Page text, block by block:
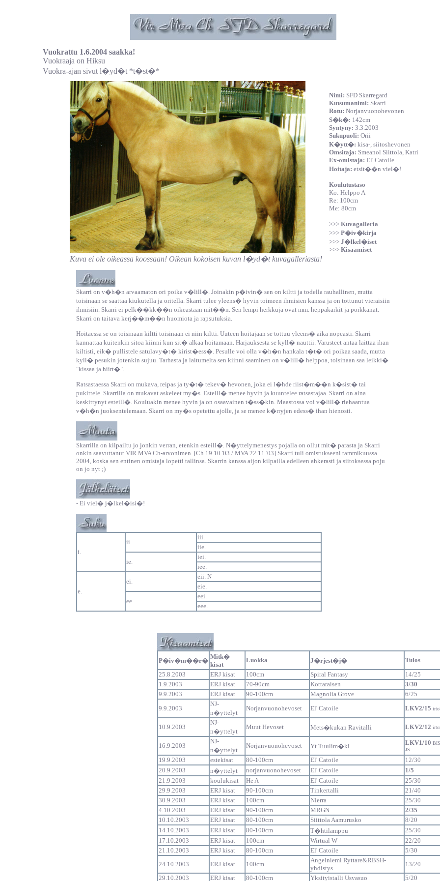
Vuokrattu 1.6.2004 saakka!
Vuokraaja on Hiksu
Vuokra-ajan sivut l�yd�t *t�st�*
Kuva ei ole oikeassa koossaan! Oikean kokoisen kuvan l�yd�t kuvagalleriasta!
Nimi: SFD Skarregard
Kutsumanimi: Skarri
Rotu: Norjanvuonohevonen
S�k�: 142cm
Syntyny: 3.3.2003
Sukupuoli: Orii
K�ytt�: kisa-, siitoshevonen
Omsitaja: Smeanol Siittola, Katri
Ex-omistaja: El' Catoile
Hoitaja: etsit��n viel�!
Koulutustaso
Ko: Helppo A
Re: 100cm
Me: 80cm
>>> Kuvagalleria
>>> P�iv�kirja
>>> J�lkel�iset
>>> Kisaamiset
Skarri on v�h�n arvaamaton ori poika v�lill�. Joinakin p�ivin� sen on kiltti ja todella rauhallinen, mutta
toisinaan se saattaa kiukutella ja oritella. Skarri tulee yleens� hyvin toimeen ihmisien kanssa ja on tottunut vieraisiin
ihmisiin. Skarri ei pelk��kk��n oikeastaan mit��n. Sen lempi herkkuja ovat mm. heppakarkit ja porkkanat.
Skarri on taitava kerj��m��n huomiota ja rapsutuksia.
Hoitaessa se on toisinaan kiltti toisinaan ei niin kiltti. Uuteen hoitajaan se tottuu yleens� aika nopeasti. Skarri
kannattaa kuitenkin sitoa kiinni kun sit� alkaa hoitamaan. Harjauksesta se kyll� nauttii. Varusteet antaa laittaa ihan
kiltisti, eik� pullistele satulavy�t� kirist�ess�. Pesulle voi olla v�h�n hankala t�t� ori poikaa saada, mutta
kyll� pesukin jotenkin sujuu. Tarhasta ja laitumelta sen kiinni saaminen on v�lill� helppoa, toisinaan saa leikki�
"kissaa ja hiirt�".
Ratsastaessa Skarri on mukava, reipas ja ty�t� tekev� hevonen, joka ei l�hde riist�m��n k�sist� tai
pukittele. Skarrilla on mukavat askeleet my�s. Esteill�menee hyvin ja kuuntelee ratsastajaa. Skarri on aina
keskittynyt esteill�. Kouluakin menee hyvin ja on osaavainen t�ss�kin. Maastossa voi v�lill� riehaantua
v�h�n juoksentelemaan. Skarri on my�s opetettu ajolle, ja se menee k�rryjen edess� ihan hienosti.
Skarrilla on kilpailtu jo jonkin verran, etenkin esteill�. N�yttelymenestys pojalla on ollut mit� parasta ja Skarri
onkin saavuttanut VIR MVA Ch-arvonimen. [Ch 19.10.'03 / MVA 22.11.'03] Skarri tuli omistukseeni tammikuussa
2004, koska sen entinen omistaja lopetti tallinsa. Skarrin kanssa aijon kilpailla edelleen ahkerasti ja siitoksessa poju
on jo nyt ;)
- Ei viel� j�lkel�isi�!
i.
ii.
iii.
iie.
ie.
iei.
iee.
e.
ei.
eii. N
eie.
ee.
eei.
eee.
P�iv�m��r�
Mitk�
kisat
Luokka J�rjest�j� Tulos
25.8.2003
ERJ kisat 100cm Spiral Fantasy 14/25
1.9.2003
ERJ kisat 70-90cm Kottaraisen 3/30
9.9.2003
ERJ kisat 90-100cm Magnolia Grove 6/25
9.9.2003
NJ-
n�yttelyt
Norjanvuonohevoset El' Catoile LKV2/15
10.9.2003
NJ-
n�yttelyt
Muut Hevoset Mets�kukan Ravitalli LKV2/12
16.9.2003
NJ-
n�yttelyt
Norjanvuonohevoset Yt Tuulim�ki LKV1/10
JS
19.9.2003
estekisat 80-100cm El' Catoile 12/30
20.9.2003
n�yttelyt norjanvuonohevoset El' Catoile 1/5
21.9.2003
koulukisat He A El' Catoile 25/30
29.9.2003
ERJ kisat 90-100cm Tinkertalli 21/40
30.9.2003
ERJ kisat 100cm Nierra 25/30
4.10.2003
ERJ kisat 90-100cm MRGN 2/35
10.10.2003
ERJ kisat 80-100cm Siittola Aamurusko 8/20
14.10.2003
ERJ kisat 80-100cm T�htilamppu 25/30
17.10.2003
ERJ kisat 100cm Wirtual W 22/20
21.10.2003
ERJ kisat 80-100cm El' Catoile 5/30
24.10.2003
ERJ kisat 100cm
Angelniemi Ryttare&RBSH-
yhdistys
13/20
29.10.2003
ERJ kisat 80-100cm Yksityistalli Usvasuo 5/20